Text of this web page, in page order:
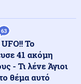
συγκρούστηκε με
Λαγονήσι
63
Το
41 ακόμη
- Τι λένε Άγιοι
θέμα αυτό